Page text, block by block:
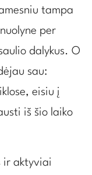
tampa
per
dalykus. O
sau:
eisiu į
iš šio laiko
ir aktyviai